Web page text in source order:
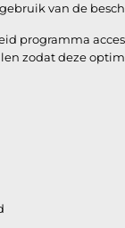
van de
programma
zodat deze